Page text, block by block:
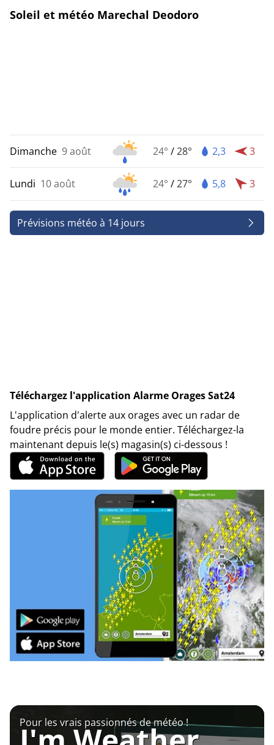
Soleil et météo Marechal Deodoro
Dimanche 9 août 24° /28° 2,3 3
Lundi 10 août 24° /27° 5,8 3
Prévisions météo à 14 jours
Téléchargez l'application Alarme Orages Sat24
L'application d'alerte aux orages avec un radar de
foudre précis pour le monde entier. Téléchargez-la
maintenant depuis le(s) magasin(s) ci-dessous !
Pour les vrais passionnés de météo !